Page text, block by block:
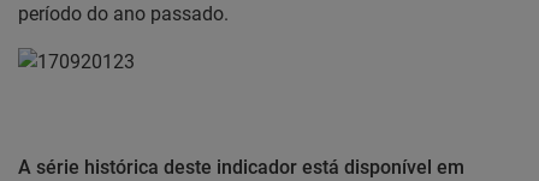
período do ano passado.
A série histórica deste indicador está disponível em